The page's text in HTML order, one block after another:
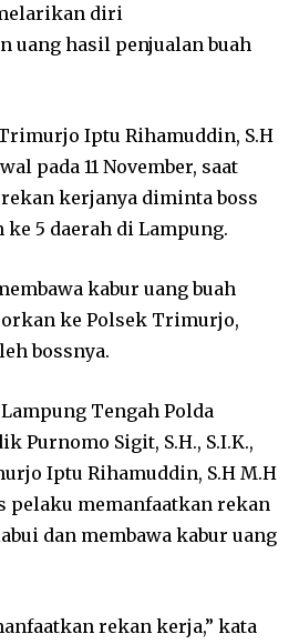
diri
uang hasil penjualan buah
Iptu Rihamuddin, S.H
pada 11 November, saat
rekan kerjanya diminta boss
5 daerah di Lampung.
kabur uang buah
ke Polsek Trimurjo,
bossnya.
Tengah Polda
Purnomo Sigit, S.H., S.I.K.,
Iptu Rihamuddin, S.H M.H
pelaku memanfaatkan rekan
dan membawa kabur uang
rekan kerja,” kata